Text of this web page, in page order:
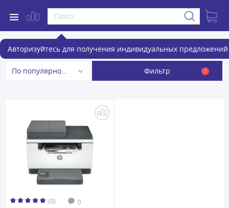
Авторизуйтесь для получения индивидуальных предложений
МФУ
По популярности Фильтр 1
(0) 0